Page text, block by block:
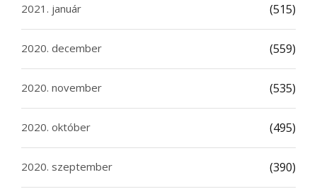
2021. január (515)
2020. december (559)
2020. november (535)
2020. október (495)
2020. szeptember (390)